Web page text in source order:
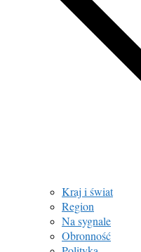
Kraj i świat
Region
Na sygnale
Obronność